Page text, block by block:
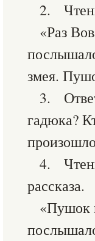
2.
«Раз
змея.
3.
гадюка?
4.
рассказа.
«Пушок